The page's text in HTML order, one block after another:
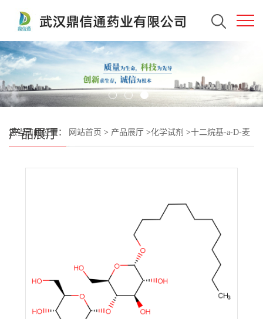
产品展厅
您当前的位置： 网站首页 > 产品展厅 >化学试剂 >十二烷基-a-D-麦